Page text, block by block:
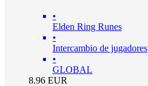
•
Elden Ring Runes
•
Intercambio de jugadores
•
GLOBAL
8.96 EUR